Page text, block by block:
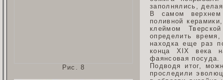
Рис. 8
заполнялись,
В самом верхнем
поливной
клеймом
определить
находка еще раз
конца XIX века
фаянсовая посуда.
Подводя итог,
проследили